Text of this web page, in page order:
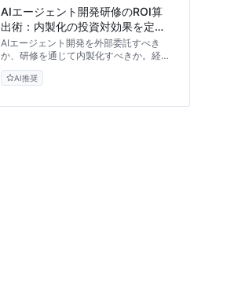
入の判断基準を解説します。
AIエージェント開発研修のROI算
出術：内製化の投資対効果を定量
化する実戦アプローチ
AIエージェント開発を外部委託すべき
か、研修を通じて内製化すべきか。経営
層やマネージャー向けに、研修を「教育
費」ではなく「開発投資」と捉え、3年
レームワークを専門的視点から解説しま
AI推奨